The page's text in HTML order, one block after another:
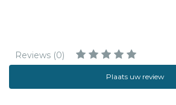
Reviews (0)
Plaats uw review